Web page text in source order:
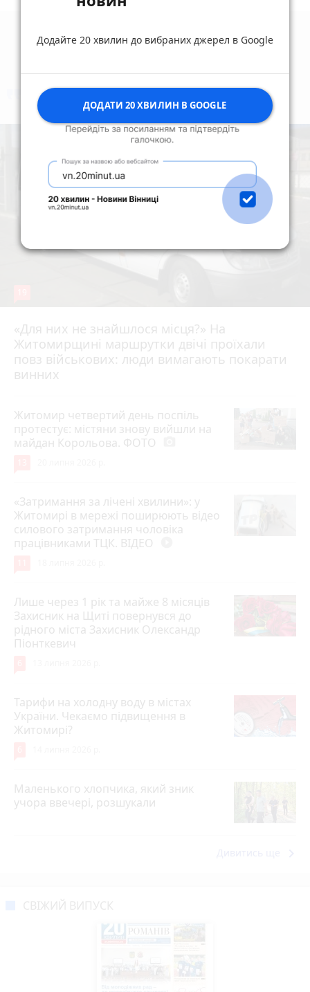
Найчастішекоментують
«Для них не знайшлося місця?» На
Житомирщині маршрутки двічі проїхали
повз військових: люди вимагають покарати
винних
17 липня 2026 р.
Житомир четвертий день поспіль
протестує: містяни знову вийшли на
майдан Корольова. ФОТО
«Затримання за лічені хвилини»: у
Житомирі в мережі поширюють відео
силового затримання чоловіка
працівниками ТЦК. ВІДЕО
Лише через 1 рік та майже 8 місяців
Захисник на Щиті повернувся до
рідного міста Захисник Олександр
Піонткевич
Тарифи на холодну воду в містах
України. Чекаємо підвищення в
Житомирі?
Маленького хлопчика, який зник
учора ввечері, розшукали
Додайте 20 хвилин до вибраних джерел в Google
ДОДАТИ 20 ХВИЛИН В GOOGLE